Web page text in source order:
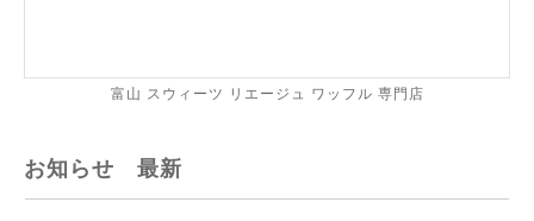
富山 スウィーツ リエージュ ワッフル 専門店
お知らせ 最新